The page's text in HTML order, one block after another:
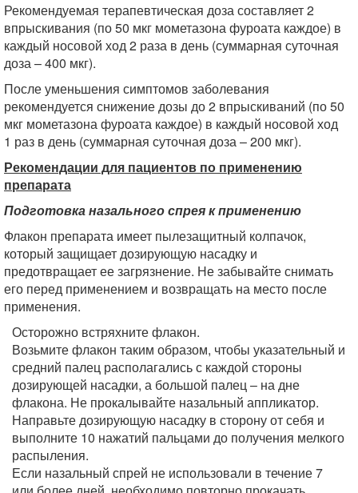
Рекомендуемая терапевтическая доза составляет 2
впрыскивания (по 50 мкг мометазона фуроата каждое) в
каждый носовой ход 2 раза в день (суммарная суточная
доза – 400 мкг).
После уменьшения симптомов заболевания
рекомендуется снижение дозы до 2 впрыскиваний (по 50
мкг мометазона фуроата каждое) в каждый носовой ход
1 раз в день (суммарная суточная доза – 200 мкг).
Рекомендации для пациентов по применению
препарата
Подготовка назального спрея к применению
Флакон препарата имеет пылезащитный колпачок,
который защищает дозирующую насадку и
предотвращает ее загрязнение. Не забывайте снимать
его перед применением и возвращать на место после
применения.
Осторожно встряхните флакон.
Возьмите флакон таким образом, чтобы указательный и
средний палец располагались с каждой стороны
дозирующей насадки, а большой палец – на дне
флакона. Не прокалывайте назальный аппликатор.
Направьте дозирующую насадку в сторону от себя и
выполните 10 нажатий пальцами до получения мелкого
распыления.
Если назальный спрей не использовали в течение 7